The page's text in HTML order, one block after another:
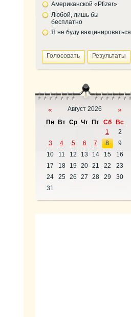
Американской «Pfizer»
Любой, лишь бы
бесплатно
Я не буду вакцинироваться
« Август 2026 »
Пн Вт Ср Чт Пт Сб
Вс
1
2
3
4 5 6 7 8
9
10
11 12 13 14 15
16
17
18 19 20 21 22
23
24
25 26 27 28 29
30
31